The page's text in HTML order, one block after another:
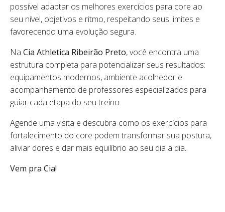
possível adaptar os melhores exercícios para core ao
seu nível, objetivos e ritmo, respeitando seus limites e
favorecendo uma evolução segura.
Na Cia Athletica Ribeirão Preto, você encontra uma
estrutura completa para potencializar seus resultados:
equipamentos modernos, ambiente acolhedor e
acompanhamento de professores especializados para
guiar cada etapa do seu treino.
Agende uma visita e descubra como os exercícios para
fortalecimento do core podem transformar sua postura,
aliviar dores e dar mais equilíbrio ao seu dia a dia.
Vem pra Cia!